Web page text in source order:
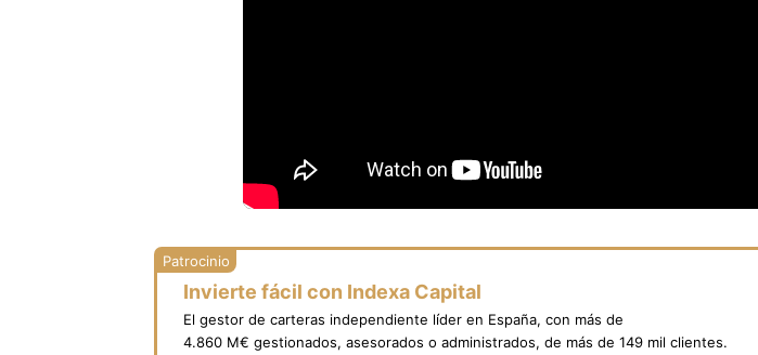
Invierte fácil con Indexa Capital
El gestor de carteras independiente líder en España, con más de
4.860 M€ gestionados, asesorados o administrados, de más de 149 mil clientes.